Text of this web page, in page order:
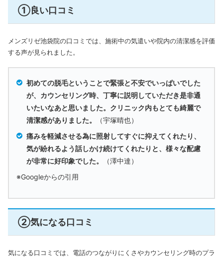
①良い口コミ
メンズリゼ池袋院の口コミでは、施術中の気遣いや院内の清潔感を評価
する声が見られました。
初めての脱毛ということで緊張と不安でいっぱいでした
が、カウンセリング時、丁寧に説明していただき是非通
いたいなあと思いました。クリニック内もとても綺麗で
清潔感がありました。
（宇塚晴也）
痛みを軽減させる為に照射してすぐに抑えてくれたり、
気が紛れるよう話しかけ続けてくれたりと、様々な配慮
が非常に好印象でした。
（澤中達）
※Googleからの引用
②気になる口コミ
気になる口コミでは、電話のつながりにくさやカウンセリング時のプラ